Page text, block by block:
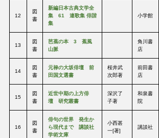
12
図
書
新編日本古典文学全
集 61 連歌集 俳諧
集
小学館
13
図
書
芭蕉の本 3 蕉風
山脈
角川書
店
14
図
書
元禄の大坂俳壇 前
田国文選書
桜井武
次郎著
前田書
店
15
図
書
近世中期の上方俳
壇 研究叢書
深沢了
子著
和泉書
院
16
図
書
俳句の世界 発生か
ら現代まで 講談社
学術文庫
小西甚
一[著]
講談社